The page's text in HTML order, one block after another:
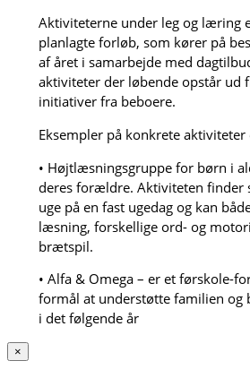
Aktiviteterne under leg og læring
planlagte forløb, som kører på
af året i samarbejde med
aktiviteter der løbende opstår ud
initiativer fra beboere.
Eksempler på konkrete aktiviteter
• Højtlæsningsgruppe for børn i
deres forældre. Aktiviteten finder
uge på en fast ugedag og kan
læsning, forskellige ord- og
brætspil.
• Alfa & Omega – er et førskole-
formål at understøtte familien og
i det følgende år
×